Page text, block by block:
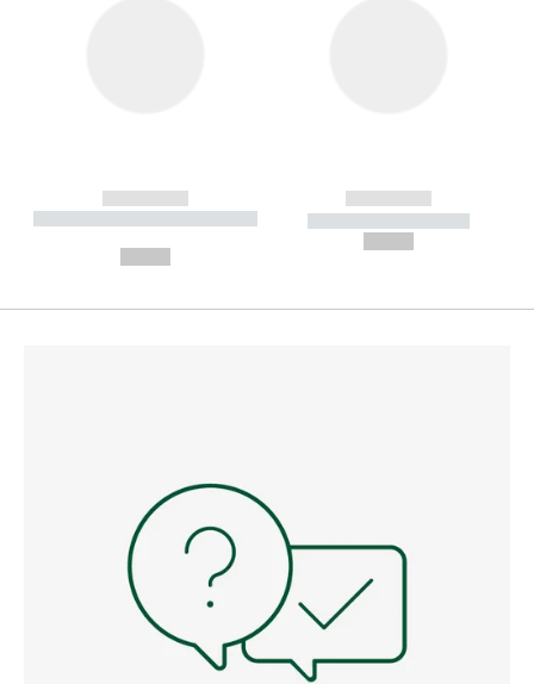
------------
----------- ----------- --------
------------
----------- -----------